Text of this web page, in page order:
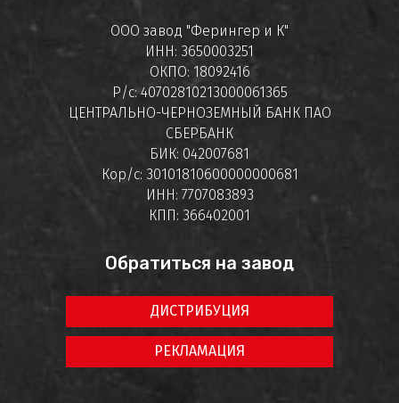
ООО завод "Ферингер и К"
ИНН: 3650003251
ОКПО: 18092416
Р/с: 40702810213000061365
ЦЕНТРАЛЬНО-ЧЕРНОЗЕМНЫЙ БАНК ПАО
СБЕРБАНК
БИК: 042007681
Кор/с: 30101810600000000681
ИНН: 7707083893
КПП: 366402001
Обратиться на завод
ДИСТРИБУЦИЯ
РЕКЛАМАЦИЯ